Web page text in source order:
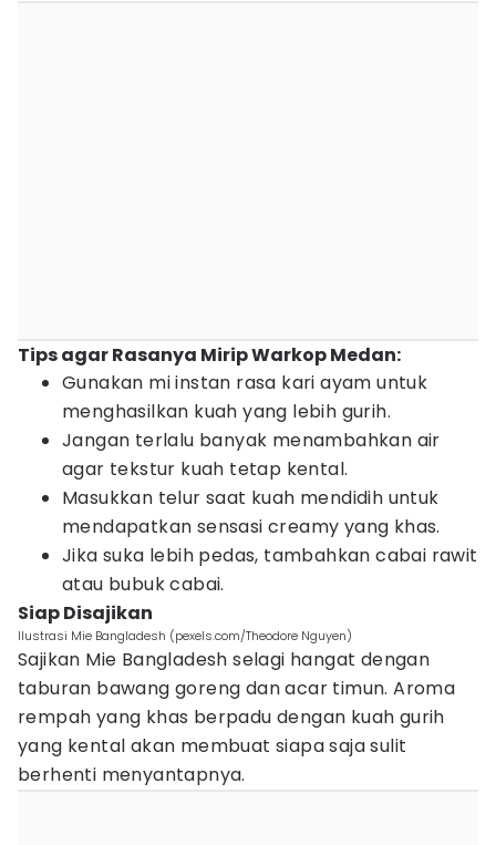
Tips agar Rasanya Mirip Warkop Medan:
Gunakan mi instan rasa kari ayam untuk
menghasilkan kuah yang lebih gurih.
Jangan terlalu banyak menambahkan air
agar tekstur kuah tetap kental.
Masukkan telur saat kuah mendidih untuk
mendapatkan sensasi creamy yang khas.
Jika suka lebih pedas, tambahkan cabai rawit
atau bubuk cabai.
Siap Disajikan
Ilustrasi Mie Bangladesh (pexels.com/Theodore Nguyen)
Sajikan Mie Bangladesh selagi hangat dengan
taburan bawang goreng dan acar timun. Aroma
rempah yang khas berpadu dengan kuah gurih
yang kental akan membuat siapa saja sulit
berhenti menyantapnya.